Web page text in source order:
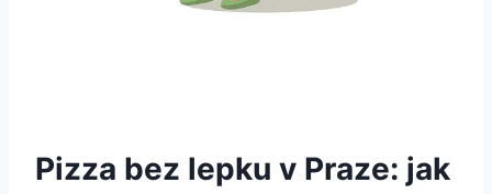
Pizza bez lepku v Praze: jak